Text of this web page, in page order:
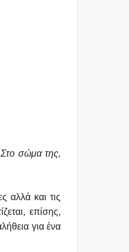
Στο σώμα της,
αλλά και τις
επίσης,
για ένα